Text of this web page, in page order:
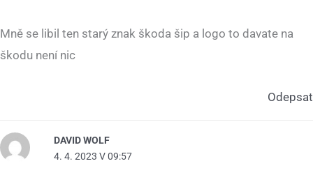
Mně se libil ten starý znak škoda šip a logo to davate na
škodu není nic
Odepsat
DAVID WOLF
4. 4. 2023 V 09:57